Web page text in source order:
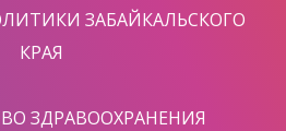
ЗАБАЙКАЛЬСКОГО
КРАЯ
ЗДРАВООХРАНЕНИЯ